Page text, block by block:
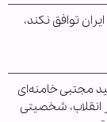
توافق نکند،
مجتبی خامنه‌ای
شخصیتی